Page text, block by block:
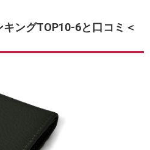
ングTOP10-6と口コミ＜